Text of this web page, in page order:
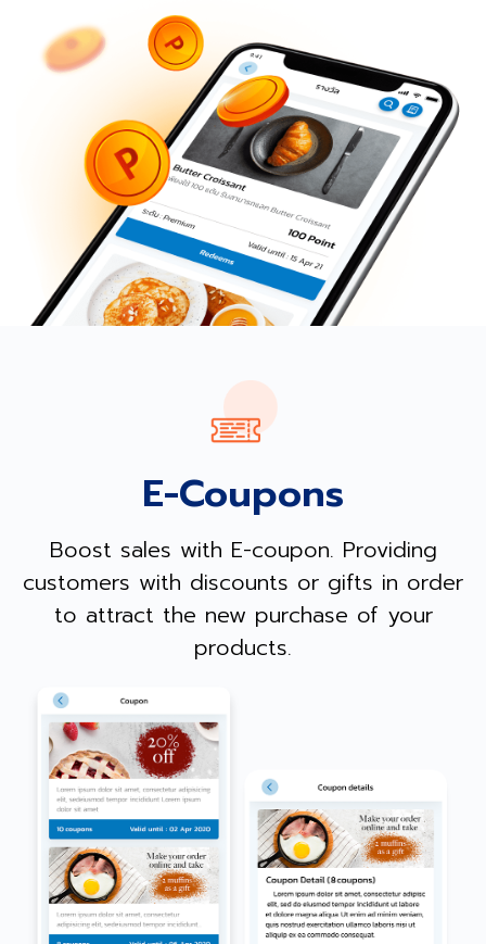
E-Coupons
Boost sales with E-coupon. Providing
customers with discounts or gifts in order
to attract the new purchase of your
products.